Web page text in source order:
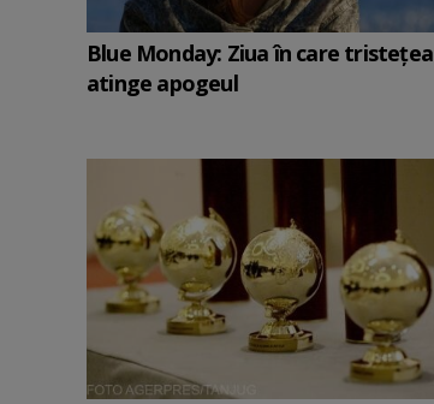
Blue Monday: Ziua în care tristețea
atinge apogeul